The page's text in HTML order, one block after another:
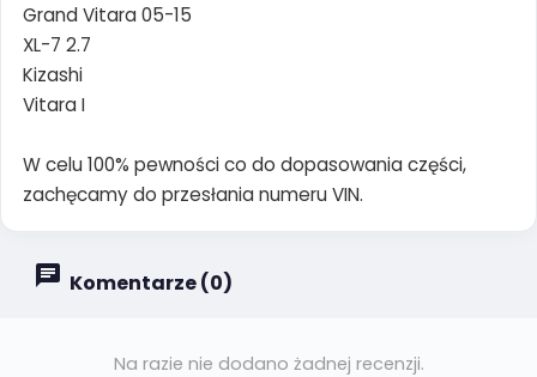
Grand Vitara 05-15
XL-7 2.7
Kizashi
Vitara I
W celu 100% pewności co do dopasowania części,
zachęcamy do przesłania numeru VIN.
Komentarze (0)
Na razie nie dodano żadnej recenzji.